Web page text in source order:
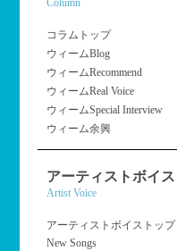
Column
コラムトップ
ウィームBlog
ウィームRecommend
ウィームReal Voice
ウィームSpecial Interview
ウィーム余興
アーティストボイス
Artist Voice
アーティストボイストップ
New Songs